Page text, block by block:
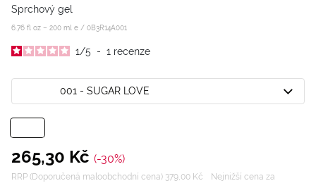
Sprchový gel
6.76 fl oz – 200 ml e / 0B3R14A001
1/5 - 1 recenze
001 - SUGAR LOVE
265,30 Kč (-30%)
RRP (Doporučená maloobchodní cena) 379,00 Kč
Nejnižší cena za